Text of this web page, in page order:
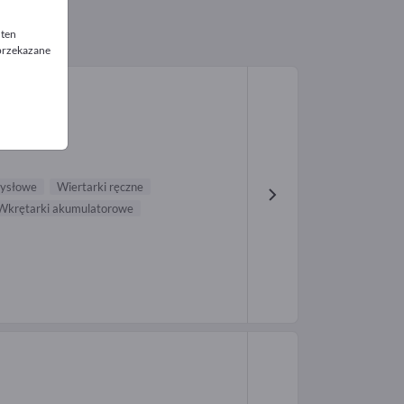
Wiertarki ręczne
akumulatorowe